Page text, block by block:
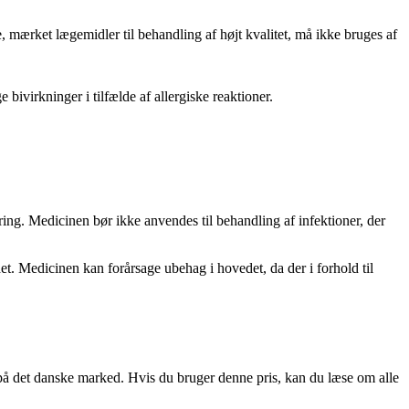
mærket lægemidler til behandling af højt kvalitet, må ikke bruges af
bivirkninger i tilfælde af allergiske reaktioner.
Medicinen bør ikke anvendes til behandling af infektioner, der
Medicinen kan forårsage ubehag i hovedet, da der i forhold til
danske marked. Hvis du bruger denne pris, kan du læse om alle